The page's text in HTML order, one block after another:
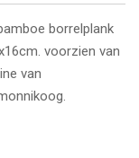
borrelplank
voorzien van
van